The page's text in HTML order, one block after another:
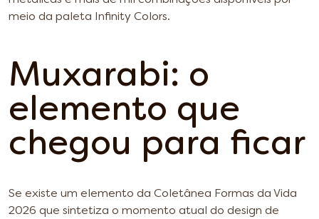
meio da paleta Infinity Colors.
Muxarabi: o
elemento que
chegou para ficar
Se existe um elemento da Coletânea Formas da Vida
2026 que sintetiza o momento atual do design de